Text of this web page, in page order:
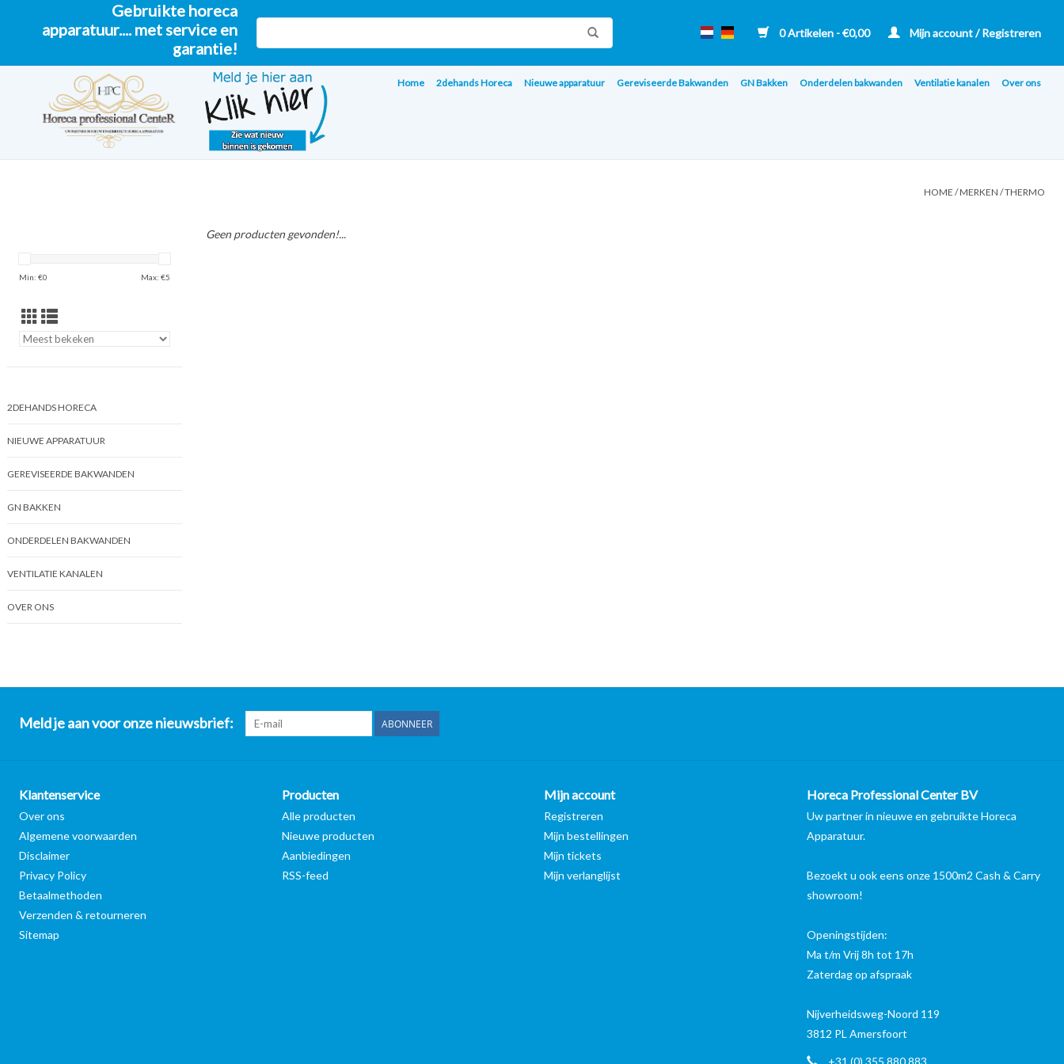
Gebruikte horeca
apparatuur.... met service en
garantie!
0 Artikelen - €0,00 Mijn account / Registreren
Home 2dehands Horeca Nieuwe apparatuur Gereviseerde Bakwanden GN Bakken Onderdelen bakwanden Ventilatie kanalen Over ons
HOME /MERKEN /THERMO
Min: €0 Max: €5
2DEHANDS HORECA
NIEUWE APPARATUUR
GEREVISEERDE BAKWANDEN
GN BAKKEN
ONDERDELEN BAKWANDEN
VENTILATIE KANALEN
OVER ONS
Geen producten gevonden!...
Meld je aan voor onze nieuwsbrief: ABONNEER
Klantenservice
Over ons
Algemene voorwaarden
Disclaimer
Privacy Policy
Betaalmethoden
Verzenden & retourneren
Sitemap
Producten
Alle producten
Nieuwe producten
Aanbiedingen
RSS-feed
Mijn account
Registreren
Mijn bestellingen
Mijn tickets
Mijn verlanglijst
Horeca Professional Center BV
Uw partner in nieuwe en gebruikte Horeca
Apparatuur.
Bezoekt u ook eens onze 1500m2 Cash & Carry
showroom!
Openingstijden:
Ma t/m Vrij 8h tot 17h
Zaterdag op afspraak
Nijverheidsweg-Noord 119
3812 PL Amersfoort